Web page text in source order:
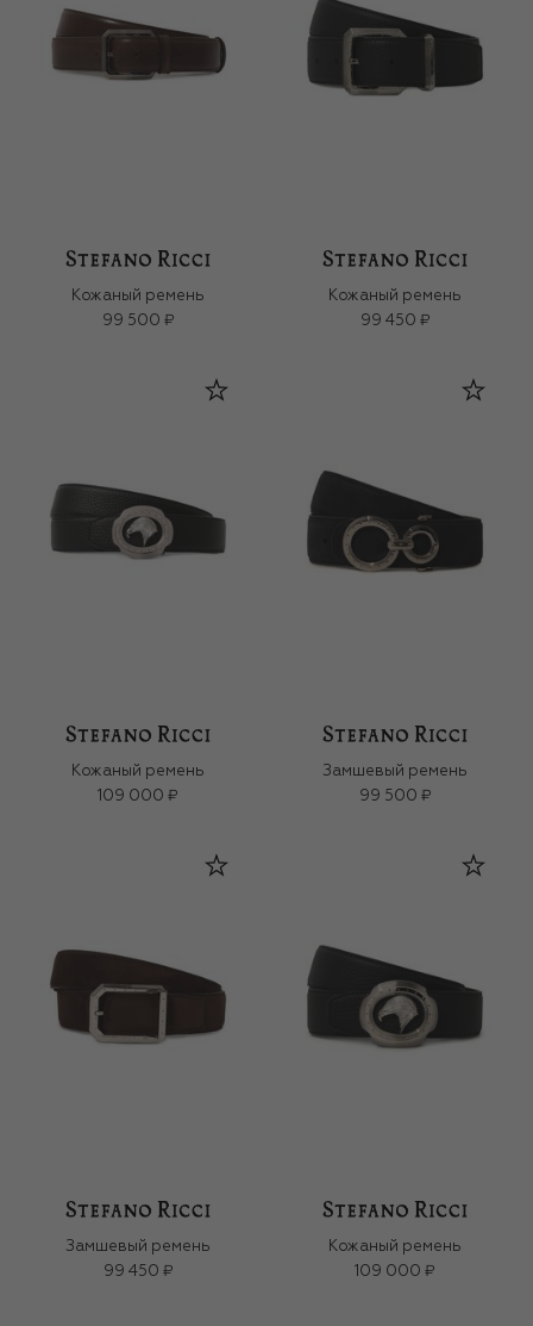
Кожаный ремень
99 500 ₽
Кожаный ремень
99 450 ₽
Кожаный ремень
109 000 ₽
Замшевый ремень
99 500 ₽
Замшевый ремень
99 450 ₽
Кожаный ремень
109 000 ₽